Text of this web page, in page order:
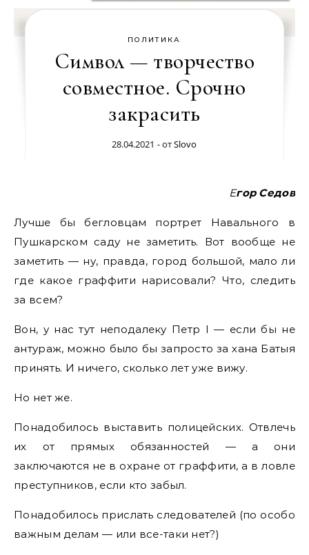
ПОЛИТИКА
Символ — творчество
совместное. Срочно
закрасить
28.04.2021 - отSlovo
Егор Седов
Лучше бы бегловцам портрет Навального в
Пушкарском саду не заметить. Вот вообще не
заметить — ну, правда, город большой, мало ли
где какое граффити нарисовали? Что, следить
за всем?
Вон, у нас тут неподалеку Петр I — если бы не
антураж, можно было бы запросто за хана Батыя
принять. И ничего, сколько лет уже вижу.
Но нет же.
Понадобилось выставить полицейских. Отвлечь
их от прямых обязанностей — а они
заключаются не в охране от граффити, а в ловле
преступников, если кто забыл.
Понадобилось прислать следователей (по особо
важным делам — или все-таки нет?)